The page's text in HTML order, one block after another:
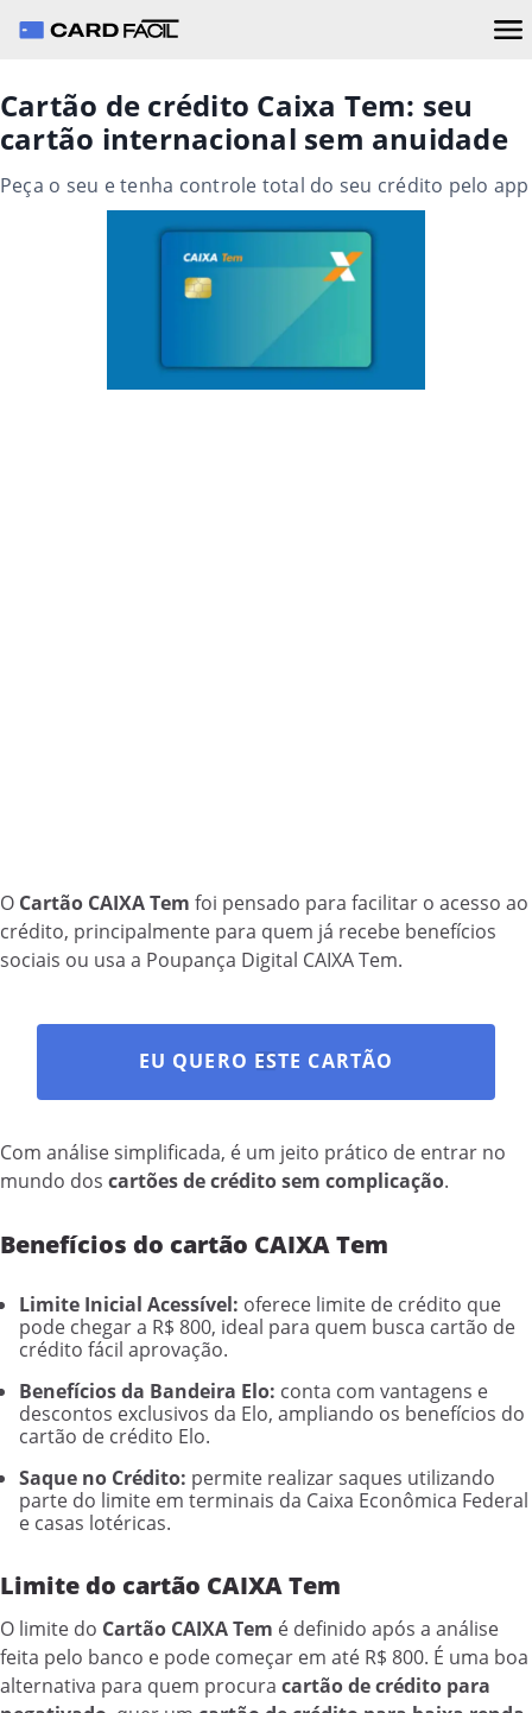
Cartão de crédito Caixa Tem: seu
cartão internacional sem anuidade
Peça o seu e tenha controle total do seu crédito pelo app
O Cartão CAIXA Tem foi pensado para facilitar o acesso ao
crédito, principalmente para quem já recebe benefícios
sociais ou usa a Poupança Digital CAIXA Tem.
EU QUERO ESTE CARTÃO
Com análise simplificada, é um jeito prático de entrar no
mundo dos cartões de crédito sem complicação.
Benefícios do cartão CAIXA Tem
Limite Inicial Acessível: oferece limite de crédito que
pode chegar a R$ 800, ideal para quem busca cartão de
crédito fácil aprovação.
Benefícios da Bandeira Elo: conta com vantagens e
descontos exclusivos da Elo, ampliando os benefícios do
cartão de crédito Elo.
Saque no Crédito: permite realizar saques utilizando
parte do limite em terminais da Caixa Econômica Federal
e casas lotéricas.
Limite do cartão CAIXA Tem
O limite do Cartão CAIXA Tem é definido após a análise
feita pelo banco e pode começar em até R$ 800. É uma boa
alternativa para quem procura cartão de crédito para